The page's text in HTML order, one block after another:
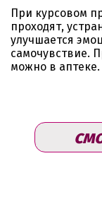
При курсовом
проходят,
улучшается
самочувствие.
можно в аптеке.